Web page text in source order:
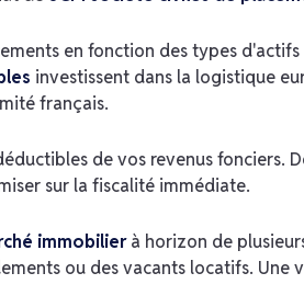
en fonction des types
investissent dans la logistique
français.
de vos revenus fonciers.
sur la fiscalité immédiate.
immobilierà horizon de
ou des vacants locatifs. Une